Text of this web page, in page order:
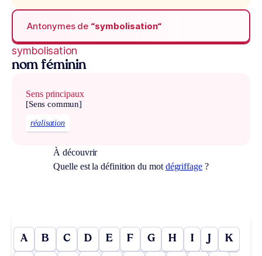
Antonymes de “symbolisation“
symbolisation
nom féminin
Sens principaux
[Sens commun]
réalisation
À découvrir
Quelle est la définition du mot dégriffage?
A B C D E F G H I J K